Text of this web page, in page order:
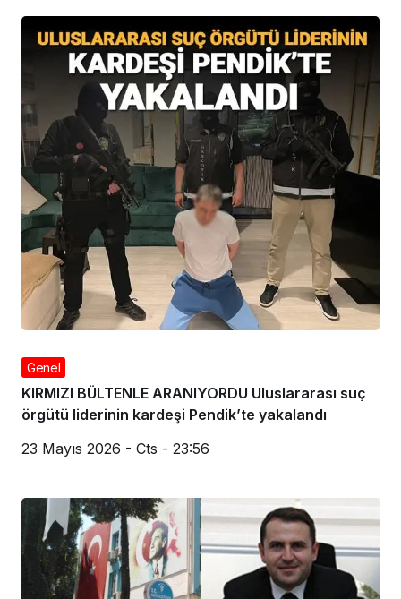
Genel
KIRMIZI BÜLTENLE ARANIYORDU Uluslararası suç
örgütü liderinin kardeşi Pendik’te yakalandı
23 Mayıs 2026 - Cts - 23:56